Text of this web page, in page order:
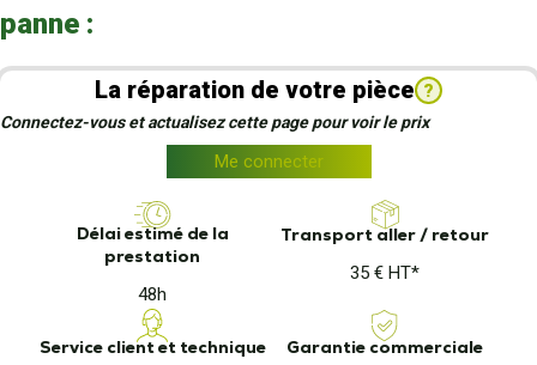
panne :
La réparation de votre pièce ?
Connectez-vous et actualisez cette page pour voir le prix
Me connecter
Délai estimé de la
prestation
48h
Transport aller / retour
35 € HT*
Service client et technique
Garantie commerciale